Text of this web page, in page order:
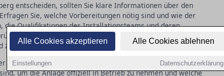
Alle Cookies akzeptieren Alle Cookies ablehnen
Einstellungen Datenschutzerklärung
entscheiden, sollten Sie klare Informationen über den
Sie, welche Vorbereitungen nötig sind und wie der
die Qualifikationen des Installationsteams und deren
Ein klar umrissener Zeitplan hilft dabei, mögliche
zu vermeiden.
Abnahme- und Inbetriebnahmeprozesse. Fragen Sie nach,
um die Anlage offiziell in Betrieb zu nehmen und welche